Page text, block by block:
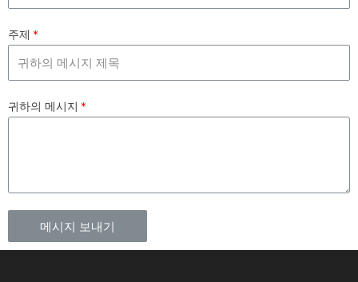
주제
귀하의 메시지
메시지 보내기